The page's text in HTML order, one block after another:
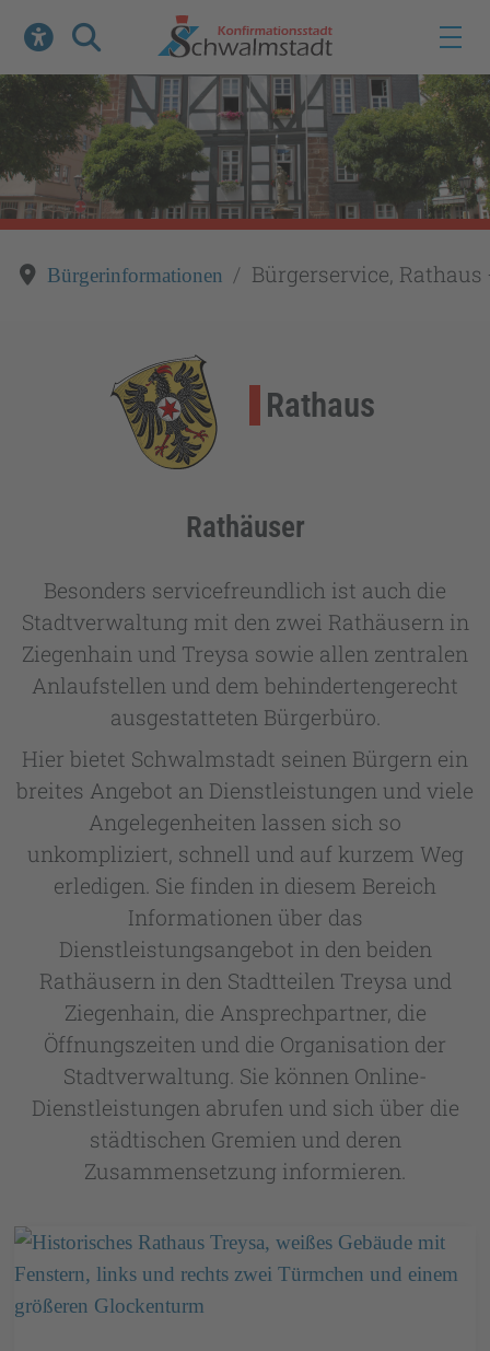
Werkzeuge zur Barrierefreiheit öffnen
Suche
Bürgerinformationen Bürgerservice,
Rathaus
Rathäuser
Besonders servicefreundlich ist auch die
Stadtverwaltung mit den zwei Rathäusern in
Ziegenhain und Treysa sowie allen zentralen
Anlaufstellen und dem behindertengerecht
ausgestatteten Bürgerbüro.
Hier bietet Schwalmstadt seinen Bürgern ein
breites Angebot an Dienstleistungen und viele
Angelegenheiten lassen sich so
unkompliziert, schnell und auf kurzem Weg
erledigen. Sie finden in diesem Bereich
Informationen über das
Dienstleistungsangebot in den beiden
Rathäusern in den Stadtteilen Treysa und
Ziegenhain, die Ansprechpartner, die
Öffnungszeiten und die Organisation der
Stadtverwaltung. Sie können Online-
Dienstleistungen abrufen und sich über die
städtischen Gremien und deren
Zusammensetzung informieren.